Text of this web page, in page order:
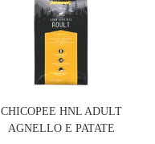
CHICOPEE HNL ADULT
AGNELLO E PATATE